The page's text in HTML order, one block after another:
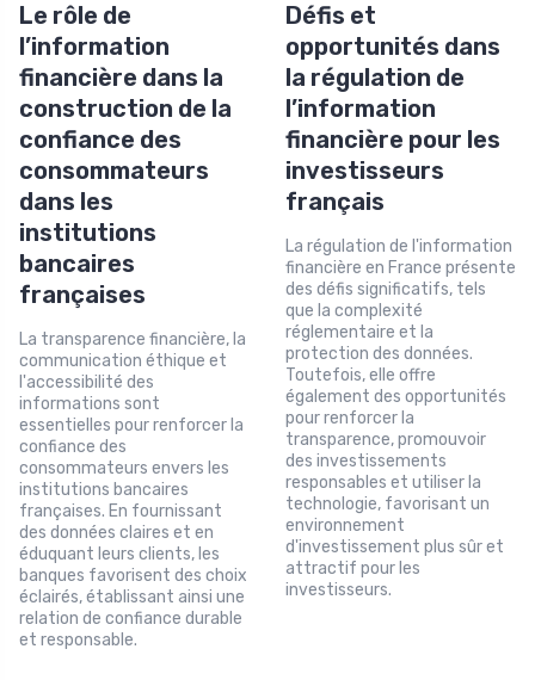
Le rôle de
l’information
financière dans la
construction de la
confiance des
consommateurs
dans les
institutions
bancaires
françaises
La transparence financière, la
communication éthique et
l'accessibilité des
informations sont
essentielles pour renforcer la
confiance des
consommateurs envers les
institutions bancaires
françaises. En fournissant
des données claires et en
éduquant leurs clients, les
banques favorisent des choix
éclairés, établissant ainsi une
relation de confiance durable
et responsable.
Défis et
opportunités dans
la régulation de
l’information
financière pour les
investisseurs
français
La régulation de l'information
financière en France présente
des défis significatifs, tels
que la complexité
réglementaire et la
protection des données.
Toutefois, elle offre
également des opportunités
pour renforcer la
transparence, promouvoir
des investissements
responsables et utiliser la
technologie, favorisant un
environnement
d'investissement plus sûr et
attractif pour les
investisseurs.